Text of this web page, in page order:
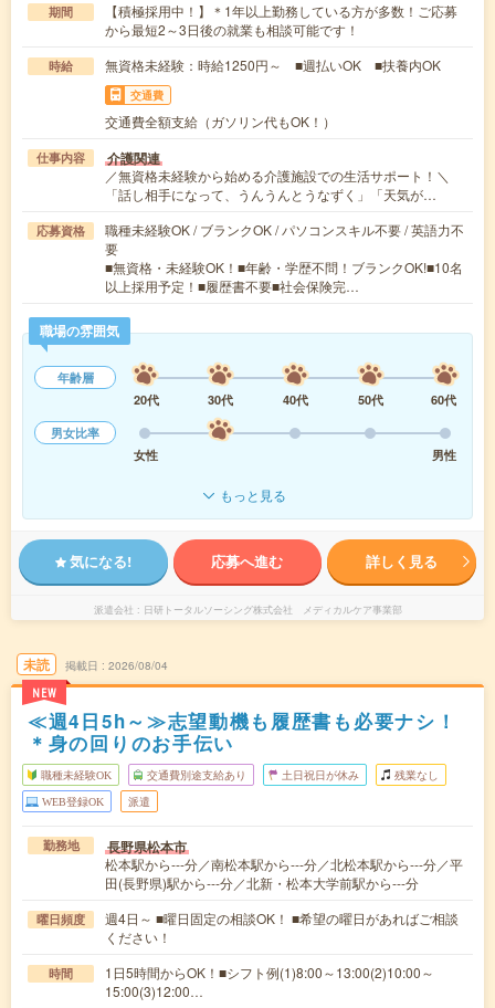
期間
【積極採用中！】＊1年以上勤務している方が多数！ご応募
から最短2～3日後の就業も相談可能です！
時給 無資格未経験：時給1250円～ ■週払いOK ■扶養内OK
交通費
交通費全額支給（ガソリン代もOK！）
仕事内容 介護関連
／無資格未経験から始める介護施設での生活サポート！＼
「話し相手になって、うんうんとうなずく」「天気が…
応募資格
職種未経験OK / ブランクOK / パソコンスキル不要 / 英語力不
要
■無資格・未経験OK！■年齢・学歴不問！ブランクOK!■10名
以上採用予定！■履歴書不要■社会保険完…
職場の雰囲気
年齢層
20代
30代 40代 50代
60代
男女比率
女性
男性
もっと見る
気になる! 応募へ進む 詳しく見る
派遣会社 日研トータルソーシング株式会社 メディカルケア事業部
未読
NEW
掲載日 2026/08/04
≪週4日5h～≫志望動機も履歴書も必要ナシ！
＊身の回りのお手伝い
職種未経験OK 交通費別途支給あり 土日祝日が休み 残業なし
WEB登録OK 派遣
勤務地 長野県松本市
松本駅から---分／南松本駅から---分／北松本駅から---分／平
田(長野県)駅から---分／北新・松本大学前駅から---分
曜日頻度
週4日～ ■曜日固定の相談OK！ ■希望の曜日があればご相談
ください！
時間
1日5時間からOK！■シフト例(1)8:00～13:00(2)10:00～
15:00(3)12:00…